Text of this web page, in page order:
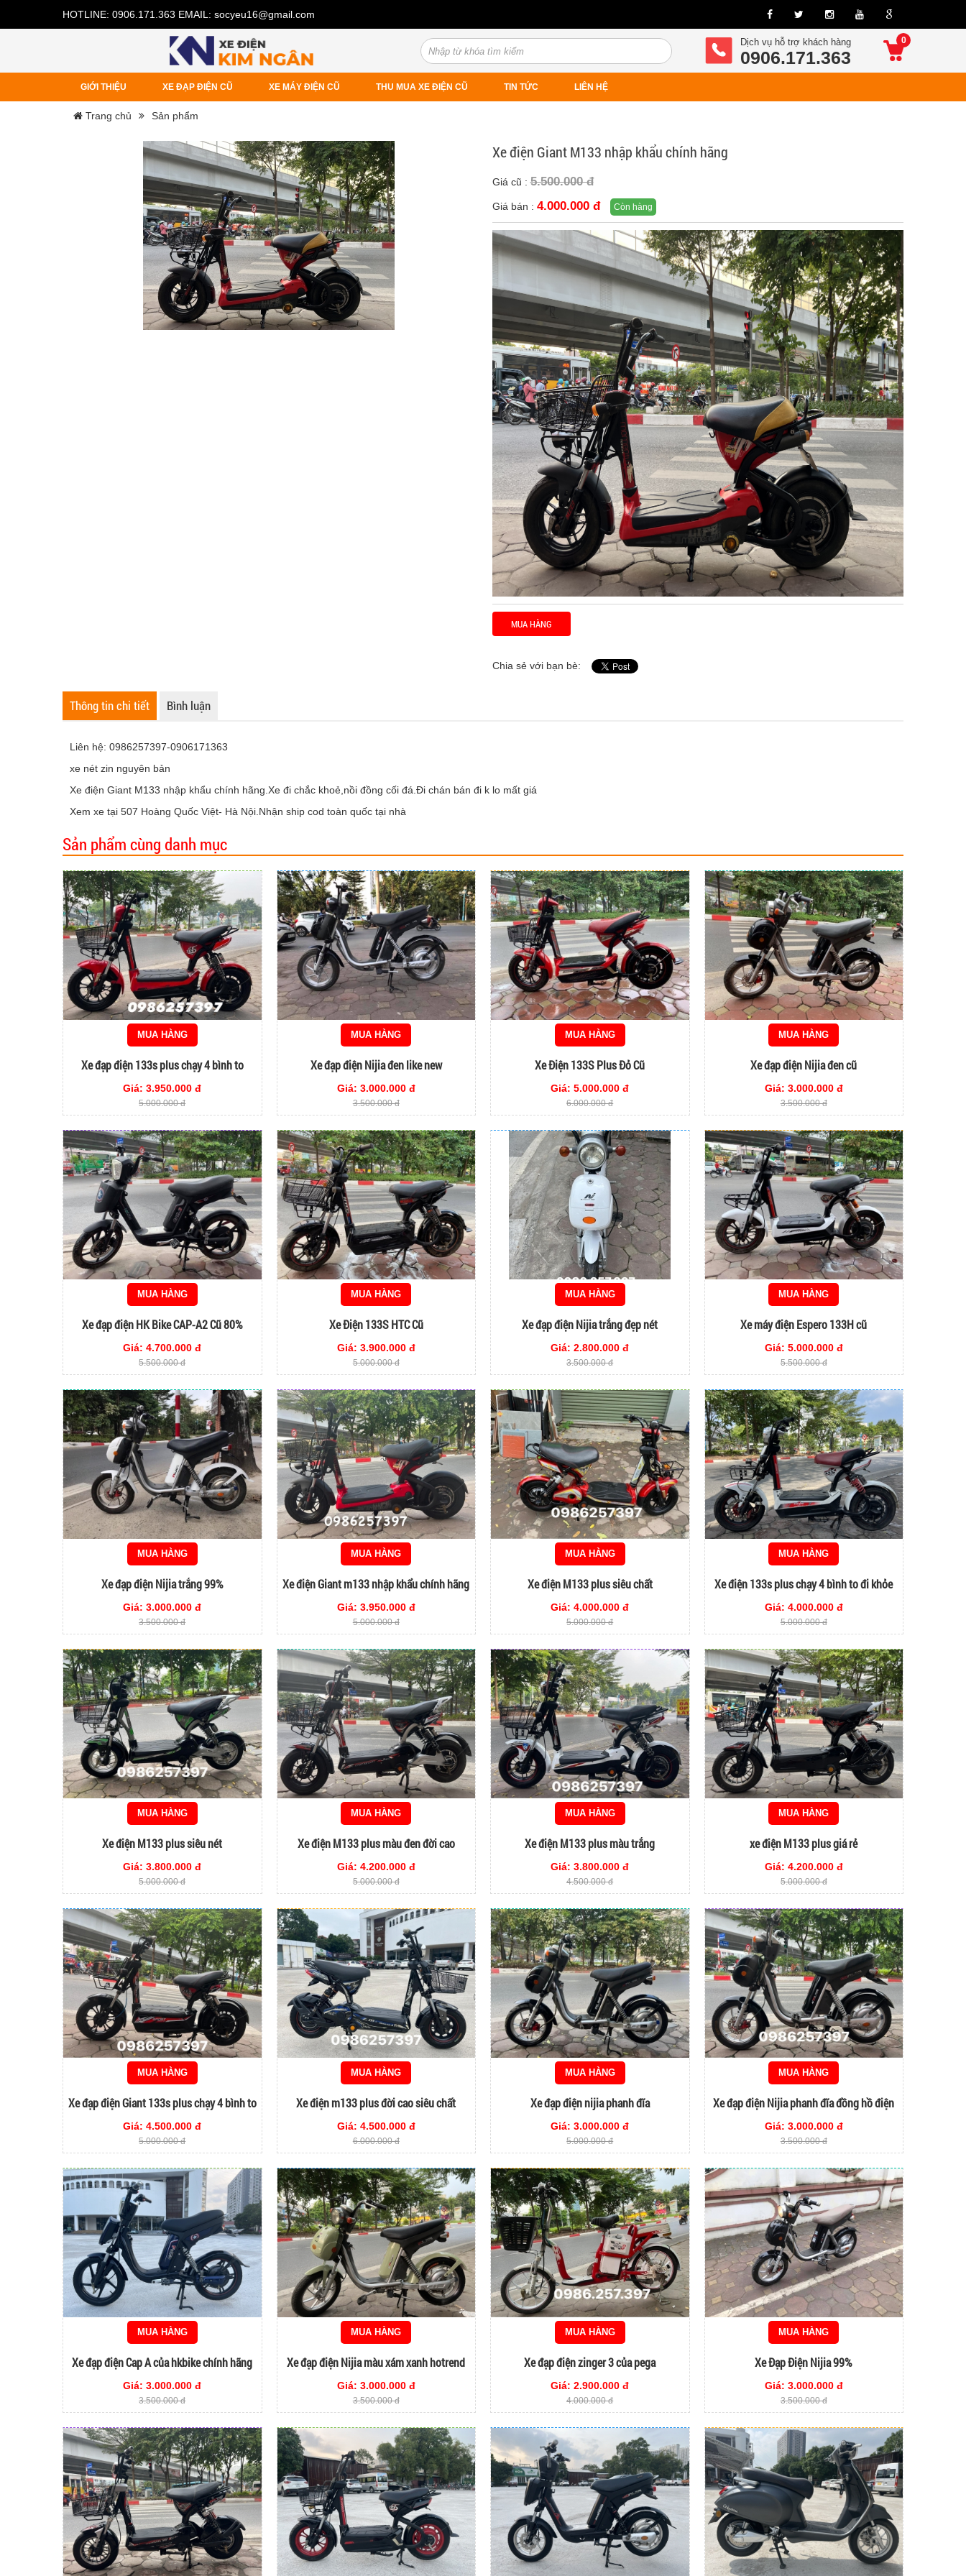
HOTLINE: 0906.171.363 EMAIL: socyeu16@gmail.com
Dịch vụ hỗ trợ khách hàng
0906.171.363
0
GIỚI THIỆU XE ĐẠP ĐIỆN CŨ XE MÁY ĐIỆN CŨ THU MUA XE ĐIỆN CŨ TIN TỨC LIÊN HỆ
Trang chủ Sản phẩm
Xe điện Giant M133 nhập khẩu chính hãng
Giá cũ :5.500.000 đ
Giá bán : 4.000.000 đ Còn hàng
MUA HÀNG
Chia sẻ với bạn bè:
Thông tin chi tiết Bình luận
Liên hệ: 0986257397-0906171363
xe nét zin nguyên bản
Xe điện Giant M133 nhập khẩu chính hãng.Xe đi chắc khoẻ,nồi đồng cối đá.Đi chán bán đi k lo mất giá
Xem xe tại 507 Hoàng Quốc Việt- Hà Nội.Nhận ship cod toàn quốc tại nhà
Sản phẩm cùng danh mục
MUA HÀNG
Xe đạp điện 133s plus chạy 4 bình to
Giá: 3.950.000 đ
5.000.000 đ
MUA HÀNG
Xe đạp điện Nijia đen like new
Giá: 3.000.000 đ
3.500.000 đ
MUA HÀNG
Xe Điện 133S Plus Đỏ Cũ
Giá: 5.000.000 đ
6.000.000 đ
MUA HÀNG
Xe đạp điện Nijia đen cũ
Giá: 3.000.000 đ
3.500.000 đ
MUA HÀNG
Xe đạp điện HK Bike CAP-A2 Cũ 80%
Giá: 4.700.000 đ
5.500.000 đ
MUA HÀNG
Xe Điện 133S HTC Cũ
Giá: 3.900.000 đ
5.000.000 đ
MUA HÀNG
Xe đạp điện Nijia trắng đẹp nét
Giá: 2.800.000 đ
3.500.000 đ
MUA HÀNG
Xe máy điện Espero 133H cũ
Giá: 5.000.000 đ
5.500.000 đ
MUA HÀNG
Xe đạp điện Nijia trắng 99%
Giá: 3.000.000 đ
3.500.000 đ
MUA HÀNG
Xe điện Giant m133 nhập khẩu chính hãng
Giá: 3.950.000 đ
5.000.000 đ
MUA HÀNG
Xe điện M133 plus siêu chất
Giá: 4.000.000 đ
5.000.000 đ
MUA HÀNG
Xe điện 133s plus chạy 4 bình to đi khỏe
Giá: 4.000.000 đ
5.000.000 đ
MUA HÀNG
Xe điện M133 plus siêu nét
Giá: 3.800.000 đ
5.000.000 đ
MUA HÀNG
Xe điện M133 plus màu đen đời cao
Giá: 4.200.000 đ
5.000.000 đ
MUA HÀNG
Xe điện M133 plus màu trắng
Giá: 3.800.000 đ
4.500.000 đ
MUA HÀNG
xe điện M133 plus giá rẻ
Giá: 4.200.000 đ
5.000.000 đ
MUA HÀNG
Xe đạp điện Giant 133s plus chạy 4 bình to
Giá: 4.500.000 đ
5.000.000 đ
MUA HÀNG
Xe điện m133 plus đời cao siêu chất
Giá: 4.500.000 đ
6.000.000 đ
MUA HÀNG
Xe đạp điện nijia phanh đĩa
Giá: 3.000.000 đ
5.000.000 đ
MUA HÀNG
Xe đạp điện Nijia phanh đĩa đồng hồ điện
Giá: 3.000.000 đ
3.500.000 đ
MUA HÀNG
Xe đạp điện Cap A của hkbike chính hãng
Giá: 3.000.000 đ
3.500.000 đ
MUA HÀNG
Xe đạp điện Nijia màu xám xanh hotrend
Giá: 3.000.000 đ
3.500.000 đ
MUA HÀNG
Xe đạp điện zinger 3 của pega
Giá: 2.900.000 đ
4.000.000 đ
MUA HÀNG
Xe Đạp Điện Nijia 99%
Giá: 3.000.000 đ
3.500.000 đ